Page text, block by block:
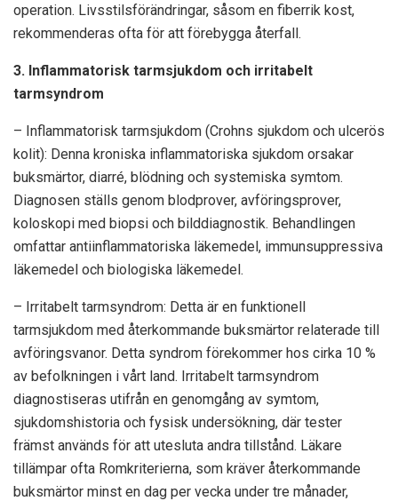
operation. Livsstilsförändringar, såsom en fiberrik kost,
rekommenderas ofta för att förebygga återfall.
3. Inflammatorisk tarmsjukdom och irritabelt
tarmsyndrom
– Inflammatorisk tarmsjukdom (Crohns sjukdom och ulcerös
kolit): Denna kroniska inflammatoriska sjukdom orsakar
buksmärtor, diarré, blödning och systemiska symtom.
Diagnosen ställs genom blodprover, avföringsprover,
koloskopi med biopsi och bilddiagnostik. Behandlingen
omfattar antiinflammatoriska läkemedel, immunsuppressiva
läkemedel och biologiska läkemedel.
– Irritabelt tarmsyndrom: Detta är en funktionell
tarmsjukdom med återkommande buksmärtor relaterade till
avföringsvanor. Detta syndrom förekommer hos cirka 10 %
av befolkningen i vårt land. Irritabelt tarmsyndrom
diagnostiseras utifrån en genomgång av symtom,
sjukdomshistoria och fysisk undersökning, där tester
främst används för att utesluta andra tillstånd. Läkare
tillämpar ofta Romkriterierna, som kräver återkommande
buksmärtor minst en dag per vecka under tre månader,